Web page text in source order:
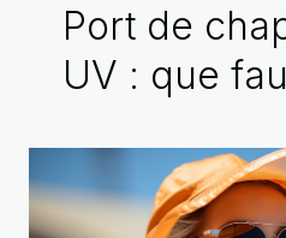
Port de
UV : que